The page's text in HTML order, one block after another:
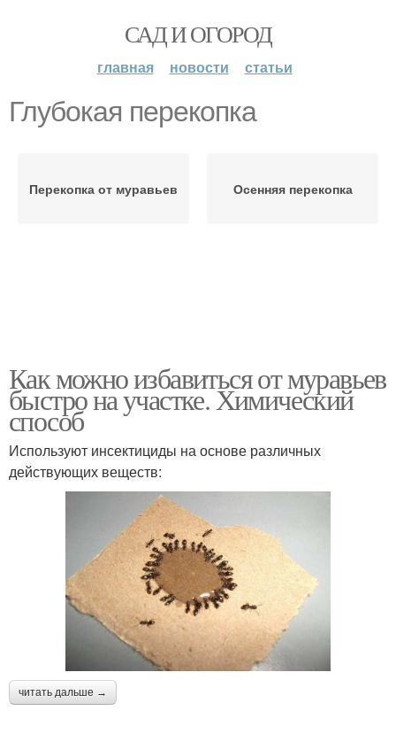
САД И ОГОРОД
главная новости статьи
Глубокая перекопка
Перекопка от муравьев Осенняя перекопка
Как можно избавиться от муравьев
быстро на участке. Химический
способ
Используют инсектициды на основе различных
действующих веществ:
читать дальше →